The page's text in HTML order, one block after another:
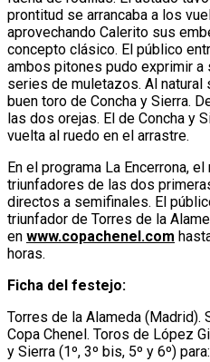
prontitud se arrancaba a los
aprovechando Calerito sus
concepto clásico. El público
ambos pitones pudo exprimir a
series de muletazos. Al
buen toro de Concha y Sierra.
las dos orejas. El de Concha y
vuelta al ruedo en el arrastre.
En el programa La Encerrona,
triunfadores de las dos
directos a semifinales. El
triunfador de Torres de la
en www.copachenel.com
horas.
Ficha del festejo:
Torres de la Alameda (Madrid).
Copa Chenel. Toros de López
y Sierra (1º, 3º bis, 5º y 6º) para: